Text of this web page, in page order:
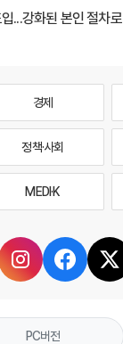
...강화된 본인 절차
경제
정책·사회
MEDI·K
PC버전